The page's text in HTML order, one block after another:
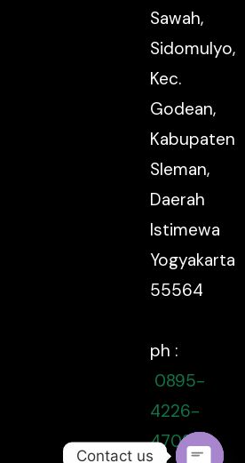
Sawah,
Sidomulyo,
Kec.
Godean,
Kabupaten
Sleman,
Daerah
Istimewa
Yogyakarta
55564
ph :
0895-
4226-
47080
Contact us